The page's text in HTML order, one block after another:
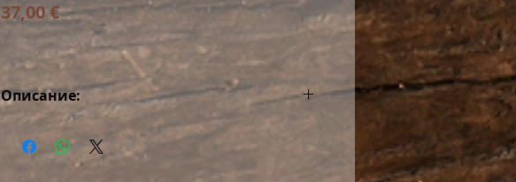
37,00 €Цена
Описание:
Китайский дорожный набор для чайной
церемонии. Очень красивый фарфоровый
чайный набор в удобной сумочке,